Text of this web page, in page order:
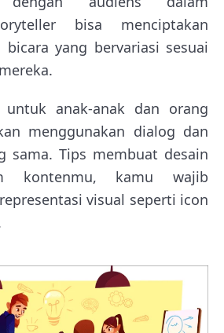
bisa menciptakan
yang bervariasi sesuai
untuk anak-anak dan orang
menggunakan dialog dan
sama. Tips membuat desain
kontenmu, kamu wajib
visual seperti icon